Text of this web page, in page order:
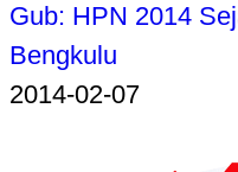
Gub: HPN 2014
Bengkulu
2014-02-07